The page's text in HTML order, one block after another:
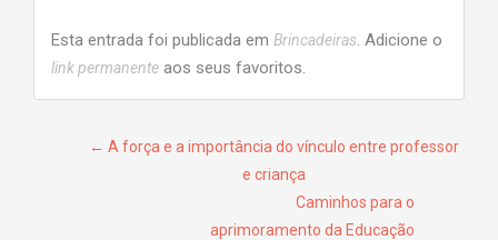
Esta entrada foi publicada em Brincadeiras. Adicione o
link permanente aos seus favoritos.
Navegação de Post
← A força e a importância do vínculo entre professor
e criança
Caminhos para o
aprimoramento da Educação